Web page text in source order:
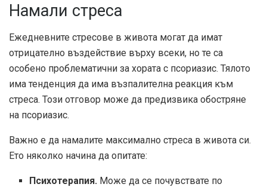
Намали стреса
Ежедневните стресове в живота могат да имат
отрицателно въздействие върху всеки, но те са
особено проблематични за хората с псориазис. Тялото
има тенденция да има възпалителна реакция към
стреса. Този отговор може да предизвика обостряне
на псориазис.
Важно е да намалите максимално стреса в живота си.
Ето няколко начина да опитате:
Психотерапия. Може да се почувствате по